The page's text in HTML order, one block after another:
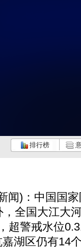
排行榜
)：中国国
全国大江大
超警戒水位
湖区仍有14